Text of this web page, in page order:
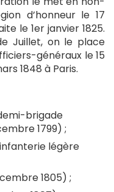
d’honneur le 17
le 1er janvier 1825.
Juillet, on le place
généraux le 15
1848 à Paris.
brigade
1799) ;
légère
1805) ;